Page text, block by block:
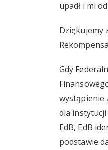
upadł i mi
Dziękujemy
Gdy
wystąpienie
dla
EdB, EdB
podstawie